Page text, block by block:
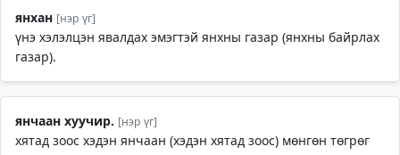
янхан [нэр үг]
үнэ хэлэлцэн явалдах эмэгтэй янхны газар (янхны байрлах
газар).
янчаан хуучир. [нэр үг]
хятад зоос хэдэн янчаан (хэдэн хятад зоос) мөнгөн төгрөг